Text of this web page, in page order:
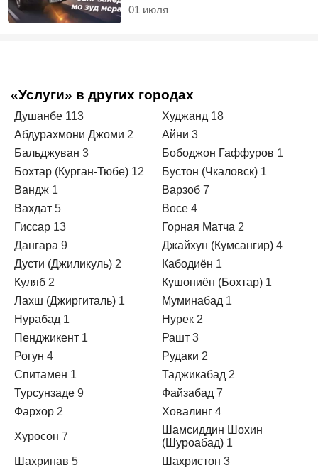
01 июля
«Услуги» в других городах
Душанбе 113 Худжанд 18
Абдурахмони Джоми 2 Айни 3
Бальджуван 3 Бободжон Гаффуров 1
Бохтар (Курган-Тюбе) 12 Бустон (Чкаловск) 1
Вандж 1 Варзоб 7
Вахдат 5 Восе 4
Гиссар 13 Горная Матча 2
Дангара 9 Джайхун (Кумсангир) 4
Дусти (Джиликуль) 2 Кабодиён 1
Куляб 2 Кушониён (Бохтар) 1
Лахш (Джиргиталь) 1 Муминабад 1
Нурабад 1 Нурек 2
Пенджикент 1 Рашт 3
Рогун 4 Рудаки 2
Спитамен 1 Таджикабад 2
Турсунзаде 9 Файзабад 7
Фархор 2 Ховалинг 4
Хуросон 7
Шамсиддин Шохин
(Шуроабад) 1
Шахринав 5 Шахристон 3